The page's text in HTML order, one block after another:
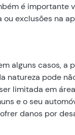
é importante
exclusões na
alguns casos, a
natureza pode
limitada em
e o seu
danos por